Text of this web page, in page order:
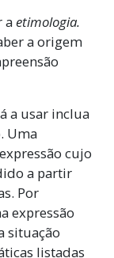
aetimologia.
a origem
a usar inclua
Uma
cujo
a partir
Por
expressão
situação
listadas